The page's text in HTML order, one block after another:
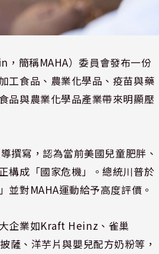
簡稱MAHA）委員會發布一份
工食品、農業化學品、疫苗與藥
品與農業化學品產業帶來明顯壓
寫，認為當前美國兒童肥胖、
構成「國家危機」。總統川普於
對MAHA運動給予高度評價。
企業如Kraft Heinz、雀巢
薩、洋芋片與嬰兒配方奶粉等，